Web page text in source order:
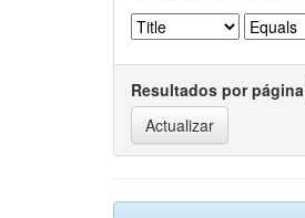
Resultados por página